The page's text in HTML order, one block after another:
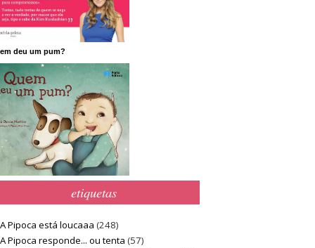
deu um pum?
etiquetas
A Pipoca está loucaaa (248)
A Pipoca responde... ou tenta (57)